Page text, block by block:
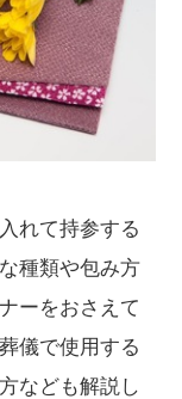
れて持参する
種類や包み方
ーをおさえて
儀で使用する
なども解説し